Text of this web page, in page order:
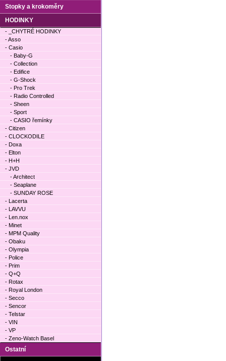
Stopky a krokoměry
HODINKY
- _CHYTRÉ HODINKY
- Asso
- Casio
- Baby-G
- Collection
- Edifice
- G-Shock
- Pro Trek
- Radio Controlled
- Sheen
- Sport
- CASIO řemínky
- Citizen
- CLOCKODILE
- Doxa
- Elton
- H+H
- JVD
- Architect
- Seaplane
- SUNDAY ROSE
- Lacerta
- LAVVU
- Len.nox
- Minet
- MPM Quality
- Obaku
- Olympia
- Police
- Prim
- Q+Q
- Rotax
- Royal London
- Secco
- Sencor
- Telstar
- VIN
- VP
- Zeno-Watch Basel
Ostatní